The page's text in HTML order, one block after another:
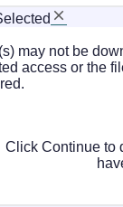
may not be
access or the
Click Continue to